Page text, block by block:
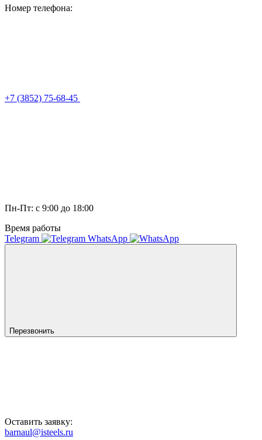
Номер телефона:
+7 (3852) 75-68-45
Пн-Пт: с 9:00 до 18:00
Время работы
Telegram
WhatsApp
Перезвонить
Оставить заявку:
barnaul@isteels.ru